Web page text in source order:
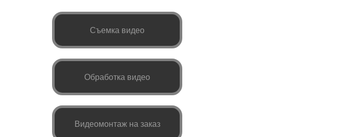
Съемка видео
Обработка видео
Видеомонтаж на заказ